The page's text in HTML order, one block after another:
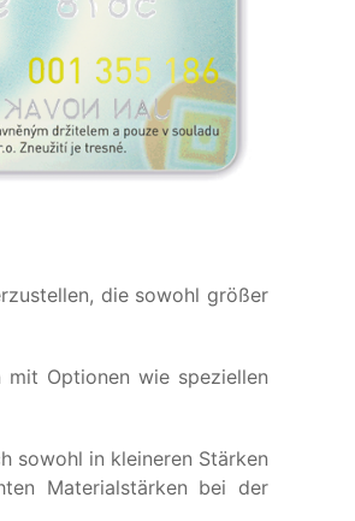
die sowohl größer
Optionen wie speziellen
sowohl in kleineren Stärken
Materialstärken bei der